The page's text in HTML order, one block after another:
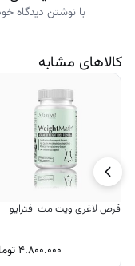
دستور مصرفبا نوشتن دیدگاه
کالاهای مشابه
قرص لاغری ویت مث افترایو
۴.۸۰۰.۰۰۰